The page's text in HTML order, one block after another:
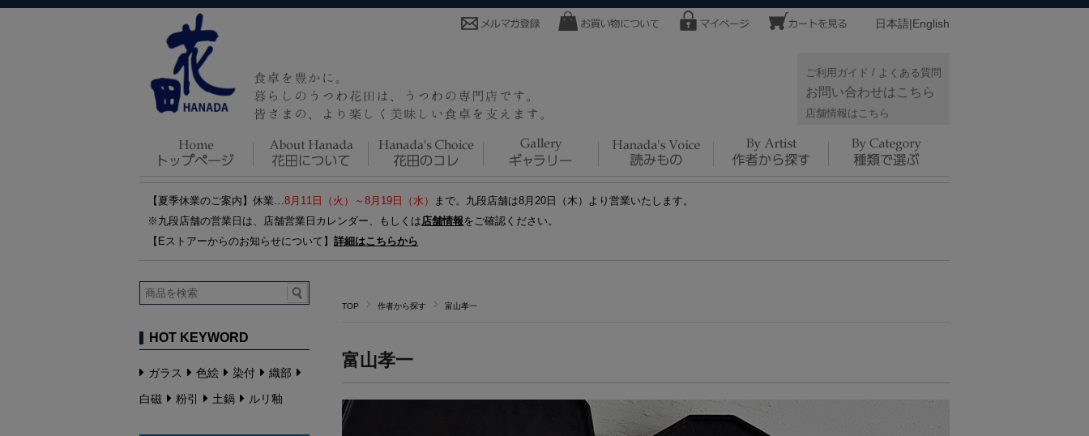
ご利用ガイド / よくある質問
お問い合わせはこちら
店舗情報はこちら
日本語|English
【夏季休業のご案内】休業…8月11日（火）～8月19日（水）
まで。九段店舗は8月20日（木）より営業いたします。
※九段店舗の営業日は、店舗営業日カレンダー、もしくは店舗情報をご確認ください。
【Eストアーからのお知らせについて】 詳細はこちらから
TOP 作者から探す 富山孝一
富山孝一
HOT KEYWORD
ガラス 色絵 染付
織部
白磁
粉引 土鍋 ルリ釉